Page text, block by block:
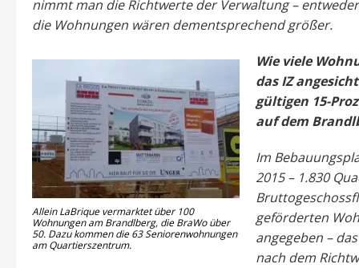
nimmt man die Richtwerte der Verwaltung –
die Wohnungen wären dementsprechend größer.
Allein LaBrique vermarktet über 100
Wohnungen am Brandlberg, die BraWo über
50. Dazu kommen die 63 Seniorenwohnungen
am Quartierszentrum.
Wie viele
das IZ
gültigen 15-
auf dem
Im
2015 – 1.830
geförderten
angegeben –
nach dem